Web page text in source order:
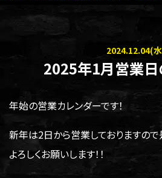
スタッフプロフィール
お知らせ
2024.12.04(
2025年1月営業日
年始の営業カレンダーです！
新年は2日から営業しておりますので
よろしくお願いします！！